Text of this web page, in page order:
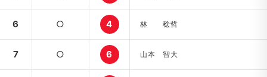
6 ○ 4 林 稔哲
7 ○ 6 山本 智大